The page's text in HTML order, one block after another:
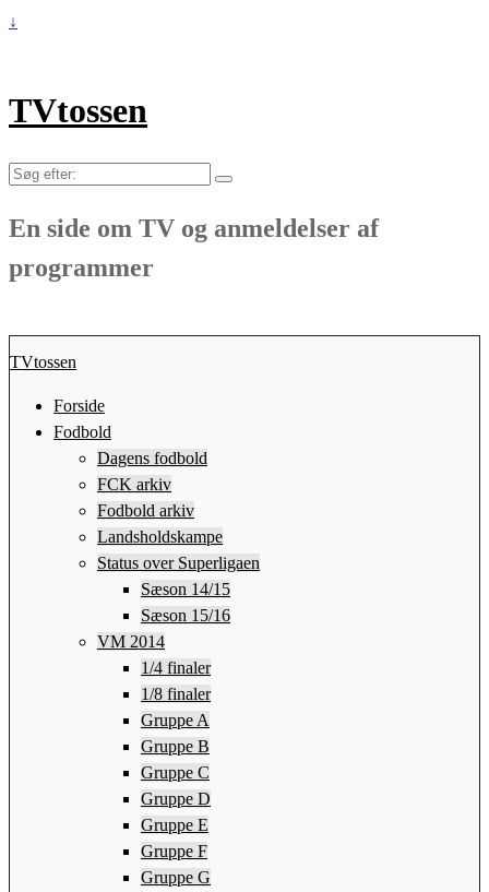
↓
TVtossen
Søg
En side om TV og anmeldelser af
programmer
TVtossen
Forside
Fodbold
Dagens fodbold
FCK arkiv
Fodbold arkiv
Landsholdskampe
Status over Superligaen
Sæson 14/15
Sæson 15/16
VM 2014
1/4 finaler
1/8 finaler
Gruppe A
Gruppe B
Gruppe C
Gruppe D
Gruppe E
Gruppe F
Gruppe G